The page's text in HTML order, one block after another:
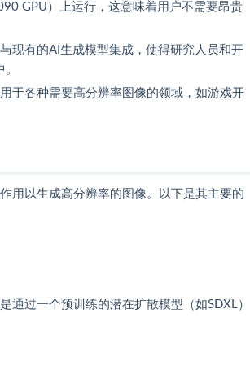
GPU）上运行，这意味着用户不需要昂贵
现有的AI生成模型集成，使得研究人员和开
于各种需要高分辨率图像的领域，如游戏开
用以生成高分辨率的图像。以下是其主要的
通过一个预训练的潜在扩散模型（如SDXL）